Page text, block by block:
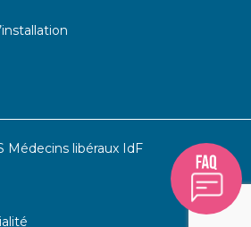
Médecins libéraux IdF